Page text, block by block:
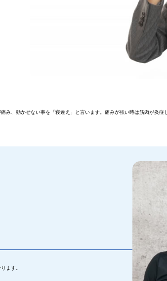
み、動かせない事を「寝違え」と言います。痛みが強い時は筋肉が炎
ます。